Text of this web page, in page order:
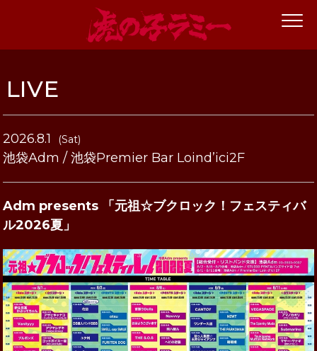
LIVE
2026.8.1 (Sat)
池袋Adm / 池袋Premier Bar Loind’ici2F
Adm presents 「元祖☆ブクロック！フェスティバ
ル2026夏」